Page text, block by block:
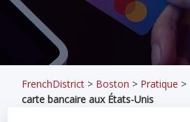
FrenchDistrict > Boston > Pratique >
carte bancaire aux États-Unis